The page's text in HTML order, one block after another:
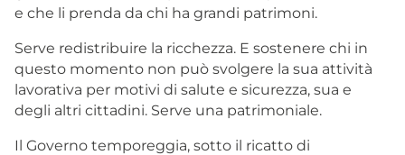
e che li prenda da chi ha grandi patrimoni.
Serve redistribuire la ricchezza. E sostenere chi in
questo momento non può svolgere la sua attività
lavorativa per motivi di salute e sicurezza, sua e
degli altri cittadini. Serve una patrimoniale.
Il Governo temporeggia, sotto il ricatto di